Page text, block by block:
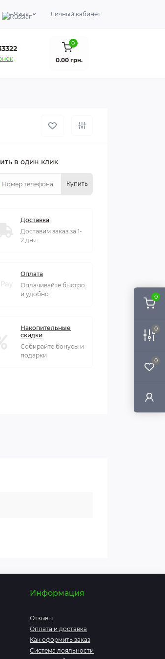
0
0
0
Язык Личный кабинет
0
0.00 грн.
в один клик
Купить
Доставка
Доставим заказ за 1-
2 дня.
Оплата
Оплачивайте быстро
и удобно
Накопительные
скидки
Собирайте бонусы и
подарки
Информация
Отзывы
Оплата и доставка
Как оформить заказ
Система лояльности